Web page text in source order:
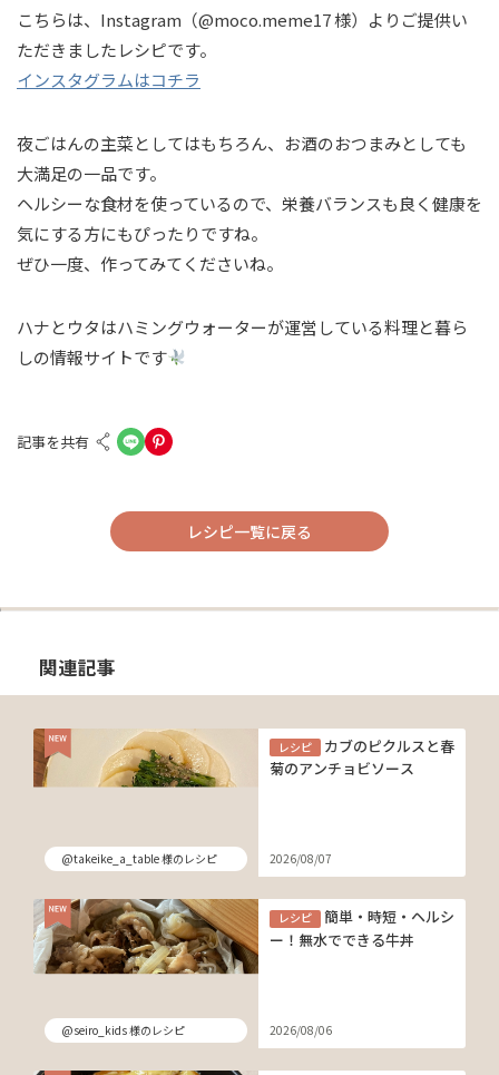
こちらは、Instagram（@moco.meme17 様）よりご提供い
ただきましたレシピです。
インスタグラムはコチラ
夜ごはんの主菜としてはもちろん、お酒のおつまみとしても
大満足の一品です。
ヘルシーな食材を使っているので、栄養バランスも良く健康を
気にする方にもぴったりですね。
ぜひ一度、作ってみてくださいね。
ハナとウタはハミングウォーターが運営している料理と暮ら
しの情報サイトです
記事を共有
レシピ一覧に戻る
関連記事
@takeike_a_table 様のレシピ
レシピ
カブのピクルスと春
菊のアンチョビソース
2026/08/07
@seiro_kids 様のレシピ
レシピ
簡単・時短・ヘルシ
ー！無水でできる牛丼
2026/08/06